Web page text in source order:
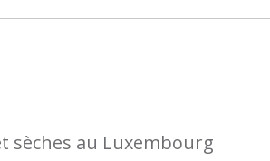
sèches au Luxembourg